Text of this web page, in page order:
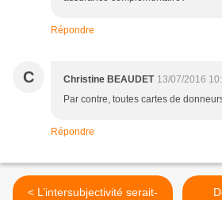
Répondre
C Christine BEAUDET 13/07/2016
Par contre, toutes cartes de
Répondre
< L’intersubjectivité serait-